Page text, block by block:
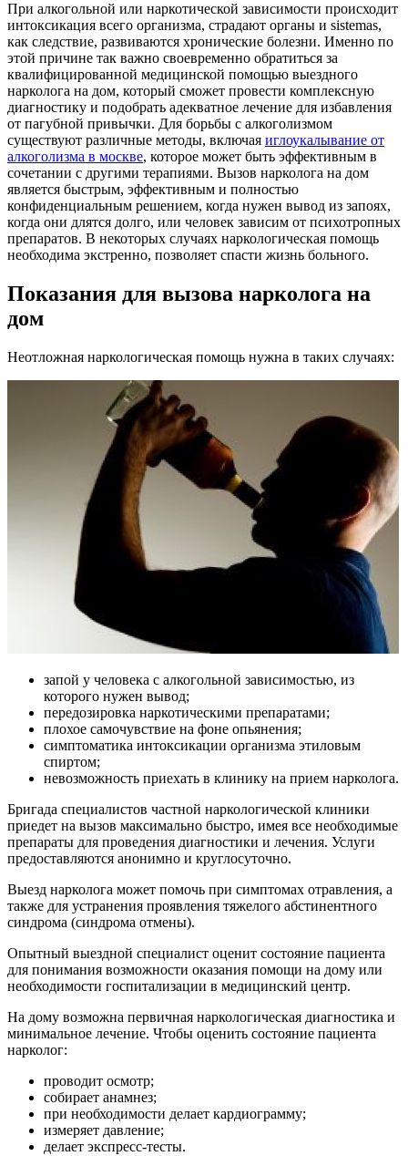
При алкогольной или наркотической зависимости происходит
интоксикация всего организма, страдают органы и sistemas,
как следствие, развиваются хронические болезни. Именно по
этой причине так важно своевременно обратиться за
квалифицированной медицинской помощью выездного
нарколога на дом, который сможет провести комплексную
диагностику и подобрать адекватное лечение для избавления
от пагубной привычки. Для борьбы с алкоголизмом
существуют различные методы, включая иглоукалывание от
алкоголизма в москве, которое может быть эффективным в
сочетании с другими терапиями. Вызов нарколога на дом
является быстрым, эффективным и полностью
конфиденциальным решением, когда нужен вывод из запоях,
когда они длятся долго, или человек зависим от психотропных
препаратов. В некоторых случаях наркологическая помощь
необходима экстренно, позволяет спасти жизнь больного.
Показания для вызова нарколога на
дом
Неотложная наркологическая помощь нужна в таких случаях:
запой у человека с алкогольной зависимостью, из
которого нужен вывод;
передозировка наркотическими препаратами;
плохое самочувствие на фоне опьянения;
симптоматика интоксикации организма этиловым
спиртом;
невозможность приехать в клинику на прием нарколога.
Бригада специалистов частной наркологической клиники
приедет на вызов максимально быстро, имея все необходимые
препараты для проведения диагностики и лечения. Услуги
предоставляются анонимно и круглосуточно.
Выезд нарколога может помочь при симптомах отравления, а
также для устранения проявления тяжелого абстинентного
синдрома (синдрома отмены).
Опытный выездной специалист оценит состояние пациента
для понимания возможности оказания помощи на дому или
необходимости госпитализации в медицинский центр.
На дому возможна первичная наркологическая диагностика и
минимальное лечение. Чтобы оценить состояние пациента
нарколог:
проводит осмотр;
собирает анамнез;
при необходимости делает кардиограмму;
измеряет давление;
делает экспресс-тесты.